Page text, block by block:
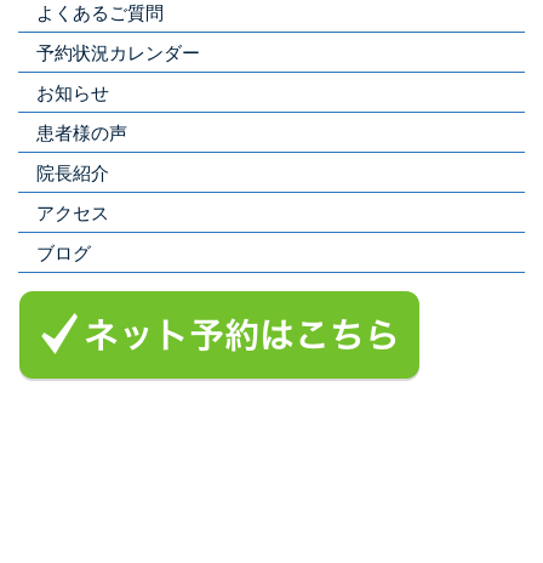
よくあるご質問
予約状況カレンダー
お知らせ
患者様の声
院長紹介
アクセス
ブログ